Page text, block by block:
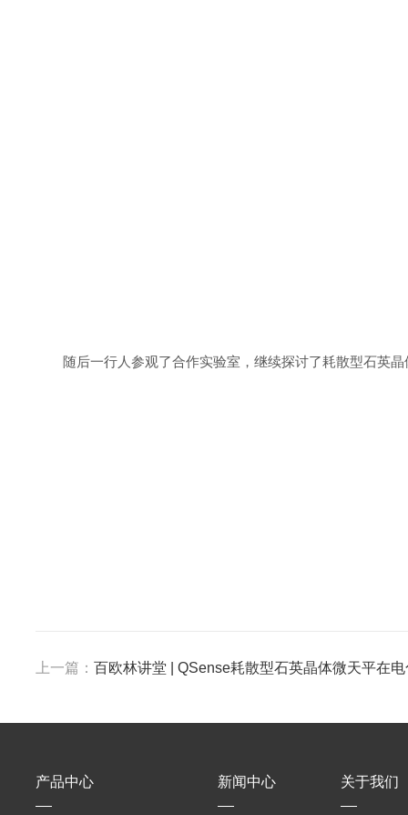
随后一行人参观了合作实验室，继续探讨了耗散型石英
上一篇： 百欧林讲堂 | QSense耗散型石英晶体微天平在
产品中心 新闻中心 关于我们